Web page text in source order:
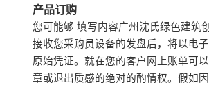
产品订购
您可能够 填写内容广州沈氏绿色建筑
接收您采购员设备的发盘后，将以电
原始凭证。就在您的客户网上账单可
章或退出质感的绝对的酌情权。假如